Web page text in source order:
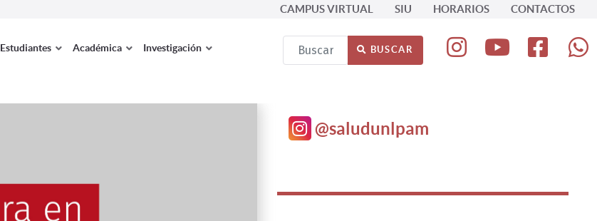
CAMPUS VIRTUAL SIU HORARIOS CONTACTOS
Estudiantes Académica Investigación Buscar BUSCAR
@saludunlpam